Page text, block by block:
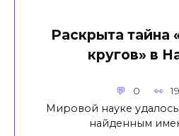
Раскрыта тайна
кругов» в
0
Мировой науке
найденным